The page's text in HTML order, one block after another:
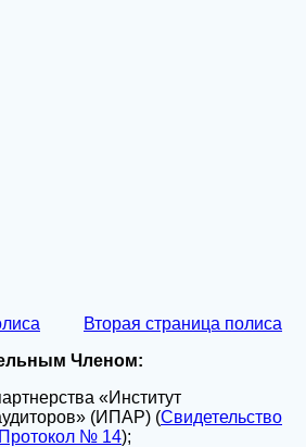
Вторая страница полиса
Членом:
«Институт
(ИПАР) (Свидетельство
№ 14);